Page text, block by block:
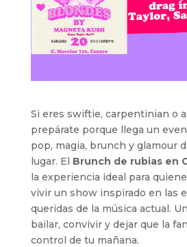
Si eres swiftie, carpentinian o
prepárate porque llega un
pop, magia, brunch y glamour
lugar. El Brunch de rubias en
la experiencia ideal para
vivir un show inspirado en las
queridas de la música actual.
bailar, convivir y dejar que la
control de tu mañana.